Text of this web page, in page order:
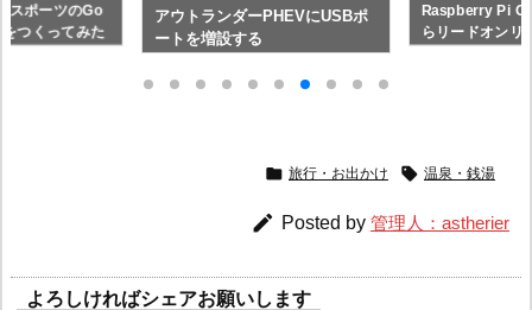
スポーツのGo
つくってみた
アウトランダーPHEVにUSBポ
ートを増設する
Raspberry Pi
らリードオンリ
 旅行・お出かけ  温泉・銭湯
 Posted by 管理人：astherier
よろしければシェアお願いします